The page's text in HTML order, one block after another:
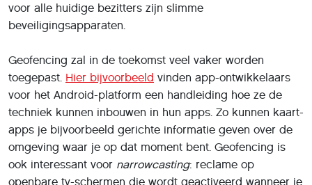
voor alle huidige bezitters zijn slimme
beveiligingsapparaten.
Geofencing zal in de toekomst veel vaker worden
toegepast. Hier bijvoorbeeld vinden app-ontwikkelaars
voor het Android-platform een handleiding hoe ze de
techniek kunnen inbouwen in hun apps. Zo kunnen kaart-
apps je bijvoorbeeld gerichte informatie geven over de
omgeving waar je op dat moment bent. Geofencing is
ook interessant voor narrowcasting: reclame op
openbare tv-schermen die wordt geactiveerd wanneer je